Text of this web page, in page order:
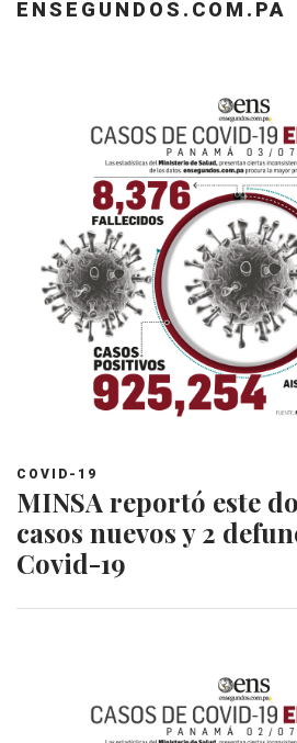
ENSEGUNDOS.COM.PA
COVID-19
MINSA reportó este
casos nuevos y 2
Covid-19